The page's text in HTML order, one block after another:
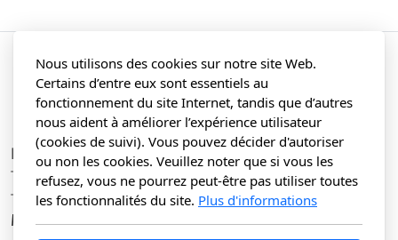
L'entreprise
19A Rue du Chien Marin,
1000 Bruxelles
Menu principal
Nous utilisons des cookies sur notre site Web.
Certains d’entre eux sont essentiels au
fonctionnement du site Internet, tandis que d’autres
nous aident à améliorer l’expérience utilisateur
(cookies de suivi). Vous pouvez décider d'autoriser
ou non les cookies. Veuillez noter que si vous les
refusez, vous ne pourrez peut-être pas utiliser toutes
les fonctionnalités du site. Plus d'informations